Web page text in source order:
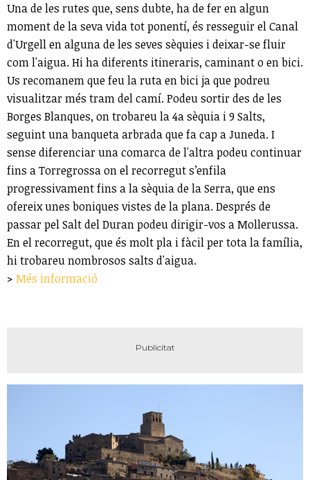
Una de les rutes que, sens dubte, ha de fer en algun
moment de la seva vida tot ponentí, és resseguir el Canal
d'Urgell en alguna de les seves sèquies i deixar-se fluir
com l'aigua. Hi ha diferents itineraris, caminant o en bici.
Us recomanem que feu la ruta en bici ja que podreu
visualitzar més tram del camí. Podeu sortir des de les
Borges Blanques, on trobareu la 4a sèquia i 9 Salts,
seguint una banqueta arbrada que fa cap a Juneda. I
sense diferenciar una comarca de l'altra podeu continuar
fins a Torregrossa on el recorregut s’enfila
progressivament fins a la sèquia de la Serra, que ens
ofereix unes boniques vistes de la plana. Després de
passar pel Salt del Duran podeu dirigir-vos a Mollerussa.
En el recorregut, que és molt pla i fàcil per tota la família,
hi trobareu nombrosos salts d'aigua.
> Més informació